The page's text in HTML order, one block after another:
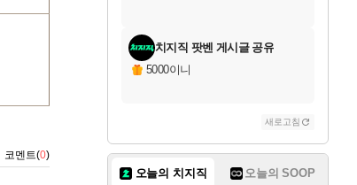
코멘트(0)
치지직 팟벤 게시글 공유
5000이니
새로고침
오늘의 치지직 오늘의 SOOP